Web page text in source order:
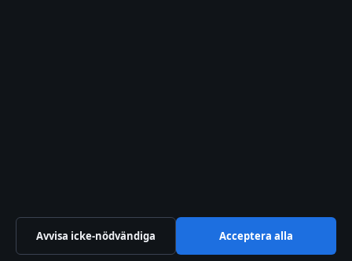
Avvisa icke-nödvändiga Acceptera alla